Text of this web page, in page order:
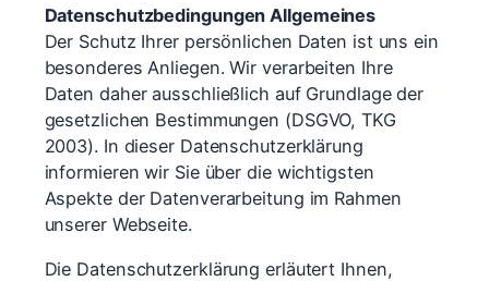
Datenschutzbedingungen Allgemeines
Der Schutz Ihrer persönlichen Daten ist uns ein
besonderes Anliegen. Wir verarbeiten Ihre
Daten daher ausschließlich auf Grundlage der
gesetzlichen Bestimmungen (DSGVO, TKG
2003). In dieser Datenschutzerklärung
informieren wir Sie über die wichtigsten
Aspekte der Datenverarbeitung im Rahmen
unserer Webseite.
Die Datenschutzerklärung erläutert Ihnen,